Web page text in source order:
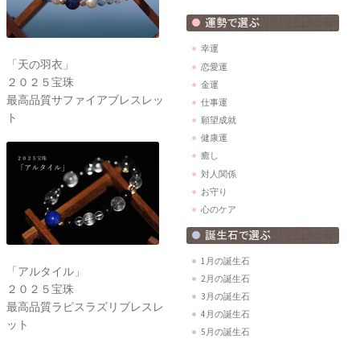
「天の羽衣」
２０２５宝珠
最高品質サファイアブレスレッ
ト
「アルタイル」
２０２５宝珠
最高品質ラピスラズリブレスレ
ット
幸運
恋愛運
金運
仕事運
願望成就
健康運
癒し
対人関係
お守り
心のケア
1月の誕生石
2月の誕生石
3月の誕生石
4月の誕生石
5月の誕生石